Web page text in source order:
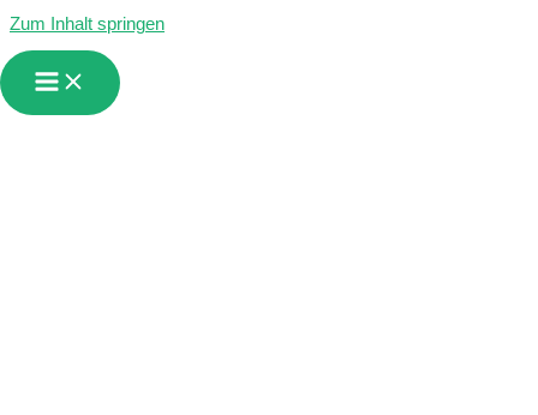
Zum Inhalt springen